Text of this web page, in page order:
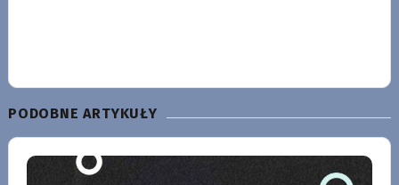
PODOBNE ARTYKUŁY